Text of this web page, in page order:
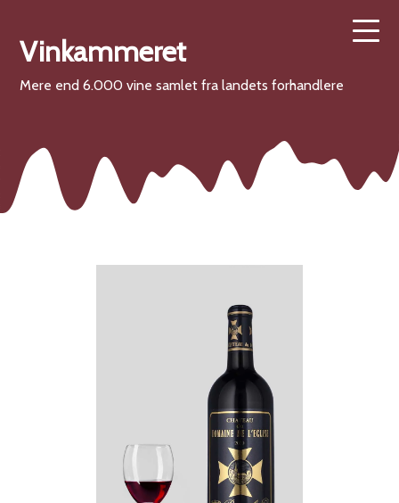
Vinkammeret
Mere end 6.000 vine samlet fra landets forhandlere